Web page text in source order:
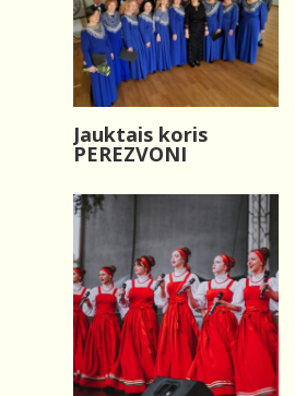
Jauktais koris
PEREZVONI